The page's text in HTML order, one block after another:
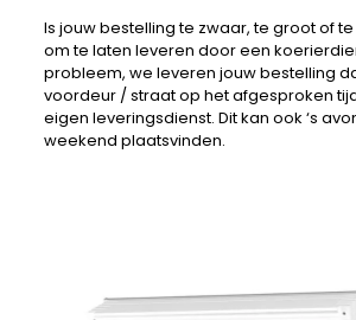
Is jouw bestelling te zwaar, te groot of
om te laten leveren door een
probleem, we leveren jouw bestelling
voordeur / straat op het afgesproken
eigen leveringsdienst. Dit kan ook ‘s
weekend plaatsvinden.